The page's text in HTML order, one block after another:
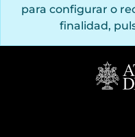
para configurar o
finalidad,